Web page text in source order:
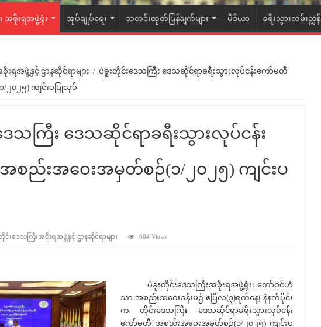
အစိုးရအဖွဲ့ရုံး အုပ်ချုပ်ရေး သတင်းထုတ်ပြန်ချက်များ မီဒီယာ ခရီးသွားလမ်းညွှန်
ရအဖွဲ့နှင့် ဌာနဆိုင်ရာများ / ပဲခူးတိုင်းဒေသကြီး ဒေသဆိုင်ရာခရီးသွားလုပ်ငန်းကော်မတီ
၀၂၅) ကျင်းပပြုလုပ်
ေသကြီး ဒေသဆိုင်ရာခရီးသွားလုပ်ငန်း
စည်းအဝေးအမှတ်စဉ်(၁/၂၀၂၅) ကျင်းပ
င်းဒေသကြီးအစိုးရအဖွဲ့နှင့် ဌာနဆိုင်ရာများ 684 Views
ပဲခူးတိုင်းဒေသကြီးအစိုးရအဖွဲ့ရုံး၊ တော်ဝင်ဟံ
သာ အစည်းအဝေးခန်းမ၌ ဧပြီလ(၃)ရက်နေ့၊ နံနက်ပိုင်း
က တိုင်းဒေသကြီး ဒေသဆိုင်ရာခရီးသွားလုပ်ငန်း
ကော်မတီ အစည်းအဝေးအမှတ်စဉ်(၁/၂၀၂၅) ကျင်းပ